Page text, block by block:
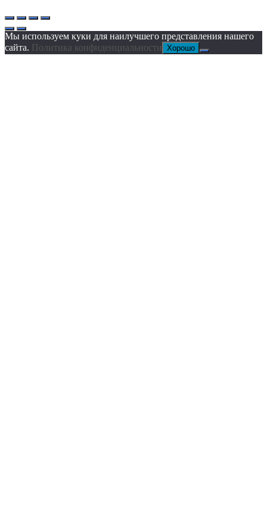
Мы используем куки для наилучшего представления нашего
сайта. Политика конфиденциальности Хорошо